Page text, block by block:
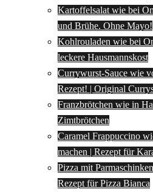
Kartoffelsalat wie bei
und Brühe. Ohne Mayo!
Kohlrouladen wie bei
leckere Hausmannskost
Currywurst-Sauce wie
Rezept! | Original
Franzbrötchen wie in
Zimtbrötchen
Caramel Frappuccino
machen | Rezept für
Pizza mit
Rezept für Pizza Bianca